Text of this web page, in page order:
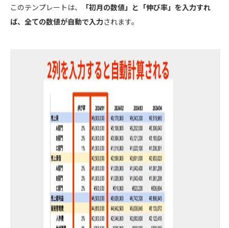
このテンプレートは、
「初月の数値」と「伸び率」を入力すれ
ば、全ての数値が自動で入力されます。